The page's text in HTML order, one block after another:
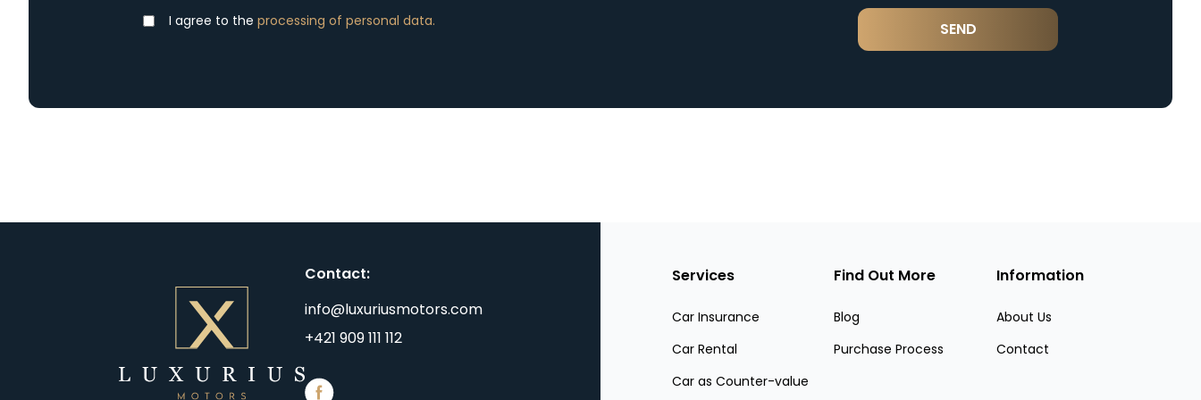
I agree to the processing of personal data. SEND
Contact:
info@luxuriusmotors.com
+421 909 111 112
Services
Car Insurance
Car Rental
Car as Counter-value
Find Out More
Blog
Purchase Process
Information
About Us
Contact